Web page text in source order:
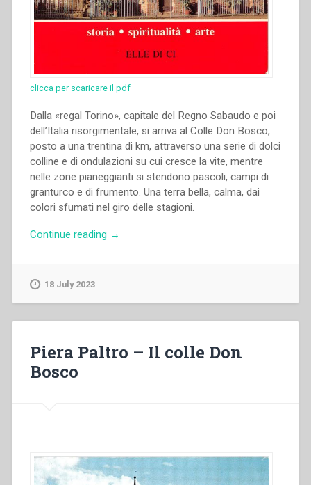
clicca per scaricare il pdf
Dalla «regal Torino», capitale del Regno Sabaudo e poi
dell’Italia risorgimentale, si arriva al Colle Don Bosco,
posto a una trentina di km, attraverso una serie di dolci
colline e di ondulazioni su cui cresce la vite, mentre
nelle zone pianeggianti si stendono pascoli, campi di
granturco e di frumento. Una terra bella, calma, dai
colori sfumati nel giro delle stagioni.
Continue reading “Senza
→
18 July 2023
Piera Paltro – Il colle Don
Bosco